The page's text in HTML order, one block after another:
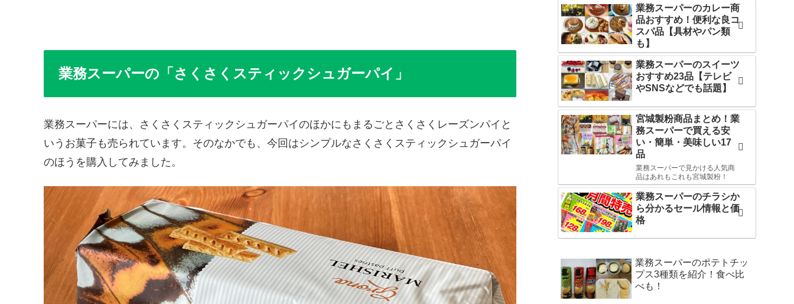
業務スーパーの「さくさくスティックシュガーパイ」
業務スーパーには、さくさくスティックシュガーパイのほかにもまるごとさくさくレーズンパイと
いうお菓子も売られています。そのなかでも、今回はシンプルなさくさくスティックシュガーパイ
のほうを購入してみました。
業務スーパーのカレー商
品おすすめ！便利な良コ
スパ品【具材やパン類
も】
業務スーパーのスイーツ
おすすめ23品【テレビ
やSNSなどでも話題】
宮城製粉商品まとめ！業
務スーパーで買える安
い・簡単・美味しい17
品
業務スーパーで見かける人気商
品はあれもこれも宮城製粉！
業務スーパーのチラシか
ら分かるセール情報と価
格
業務スーパーのポテトチッ
プス3種類を紹介！食べ比
べも！